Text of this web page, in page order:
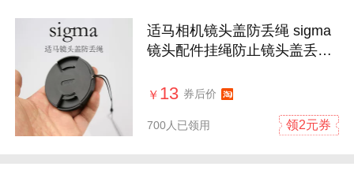
适马相机镜头盖防丢绳 sigma
镜头配件挂绳防止镜头盖丢失
￥ 13 券后价
700人已领用 领2元券